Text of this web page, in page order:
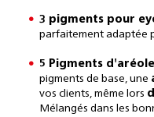
3 pigments pour
parfaitement adaptée
5 Pigments d'aréole
pigments de base, une
vos clients, même lors
Mélangés dans les